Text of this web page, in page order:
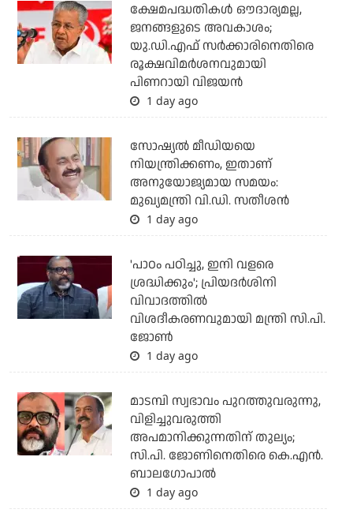
ക്ഷേമപദ്ധതികള്‍ ഔദാര്യമല്ല,
ജനങ്ങളുടെ അവകാശം;
യു.ഡി.എഫ് സര്‍ക്കാരിനെതിരെ
രൂക്ഷവിമര്‍ശനവുമായി
പിണറായി വിജയന്‍
1 day ago
സോഷ്യല്‍ മീഡിയയെ
നിയന്ത്രിക്കണം, ഇതാണ്
അനുയോജ്യമായ സമയം:
മുഖ്യമന്ത്രി വി.ഡി. സതീശന്‍
1 day ago
'പാഠം പഠിച്ചു, ഇനി വളരെ
ശ്രദ്ധിക്കും'; പ്രിയദര്‍ശിനി
വിവാദത്തില്‍
വിശദീകരണവുമായി മന്ത്രി സി.പി.
ജോണ്‍
1 day ago
മാടമ്പി സ്വഭാവം പുറത്തുവരുന്നു,
വിളിച്ചുവരുത്തി
അപമാനിക്കുന്നതിന് തുല്യം;
സി.പി. ജോണിനെതിരെ കെ.എന്‍.
ബാലഗോപാല്‍
1 day ago